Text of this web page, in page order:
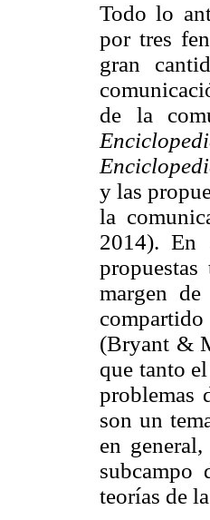
Todo lo
por tres
gran
de la
y las
la
2014). En
margen
(Bryant &
que tanto
problemas
son un
en
subcampo
teorías de